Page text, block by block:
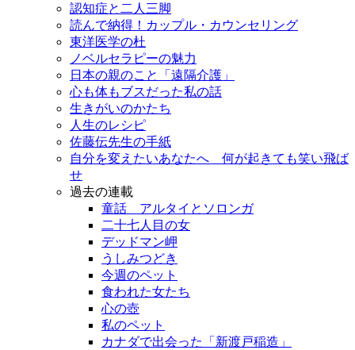
認知症と二人三脚
読んで納得！カップル・カウンセリング
東洋医学の杜
ノベルセラピーの魅力
日本の親のこと「遠隔介護」
心も体もブスだった私の話
生きがいのかたち
人生のレシピ
佐藤伝先生の手紙
自分を変えたいあなたへ 何が起きても笑い飛ば
せ
過去の連載
童話 アルタイとソロンガ
二十七人目の女
デッドマン岬
うしみつどき
今週のペット
食われた女たち
心の壺
私のペット
カナダで出会った「新渡戸稲造」